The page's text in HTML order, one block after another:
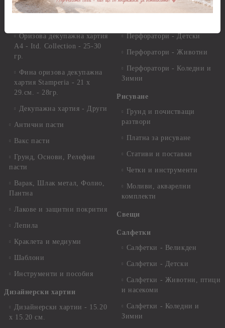
хартия А4 - Alchemy of Art -
Оризова декупажна хартия
А4 - Itd. Collection - 25-30
гр.
Фина оризова декупажна
хартия Stamperia - 21 х
29.см. - 28гр.
Декупажна хартия - Други
Антични пасти
Вакс пасти
Грунд, Основи, Релефни
пасти
Варак, Шлак метал, Фолио,
Пантна
Лакове и защитни покрития
Лепила
Краклета и медиуми
Шаблони
Инструменти и пособия
Дизайнерски хартии
Дизайнерски хартии - 15.20
х 15.20 см.
Перфоратори - Цветя, листа
Перфоратори - Детски
Перфоратори - Животни
Перфоратори - Коледни и
Зимни
Рисуване
Грунд и почистващи
разтвори
Платна за рисуване
Стативи и поставки
Четки и инструменти
Моливи, акварелни
комплекти
Свещи
Салфетки
Салфетки - Великден
Салфетки - Детски
Салфетки - Животни, птици
и насекоми
Салфетки - Коледни и
Зимни